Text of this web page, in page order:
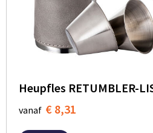
Heupfles RETUMBLER-
vanaf € 8,31